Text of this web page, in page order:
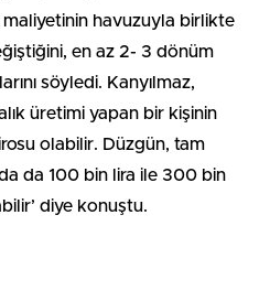
maliyetinin havuzuyla birlikte
en az 2- 3 dönüm
söyledi. Kanyılmaz,
üretimi yapan bir kişinin
olabilir. Düzgün, tam
da 100 bin lira ile 300 bin
diye konuştu.